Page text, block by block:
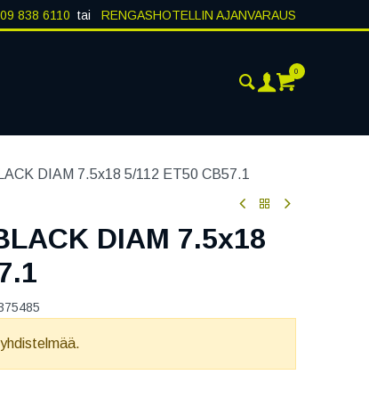
09 838 6110 tai RENGASHOTELLIN AJANVARAUS
0
DIAM 7.5x18 5/112 ET50 CB57.1
DIAM 7.5x18